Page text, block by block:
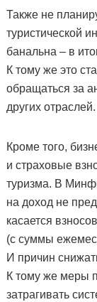
Также не
туристической
банальна – в
К тому же это
обращаться за
других отраслей.
Кроме того,
и страховые
туризма. В
на доход не
касается
(с суммы
И причин
К тому же меры
затрагивать